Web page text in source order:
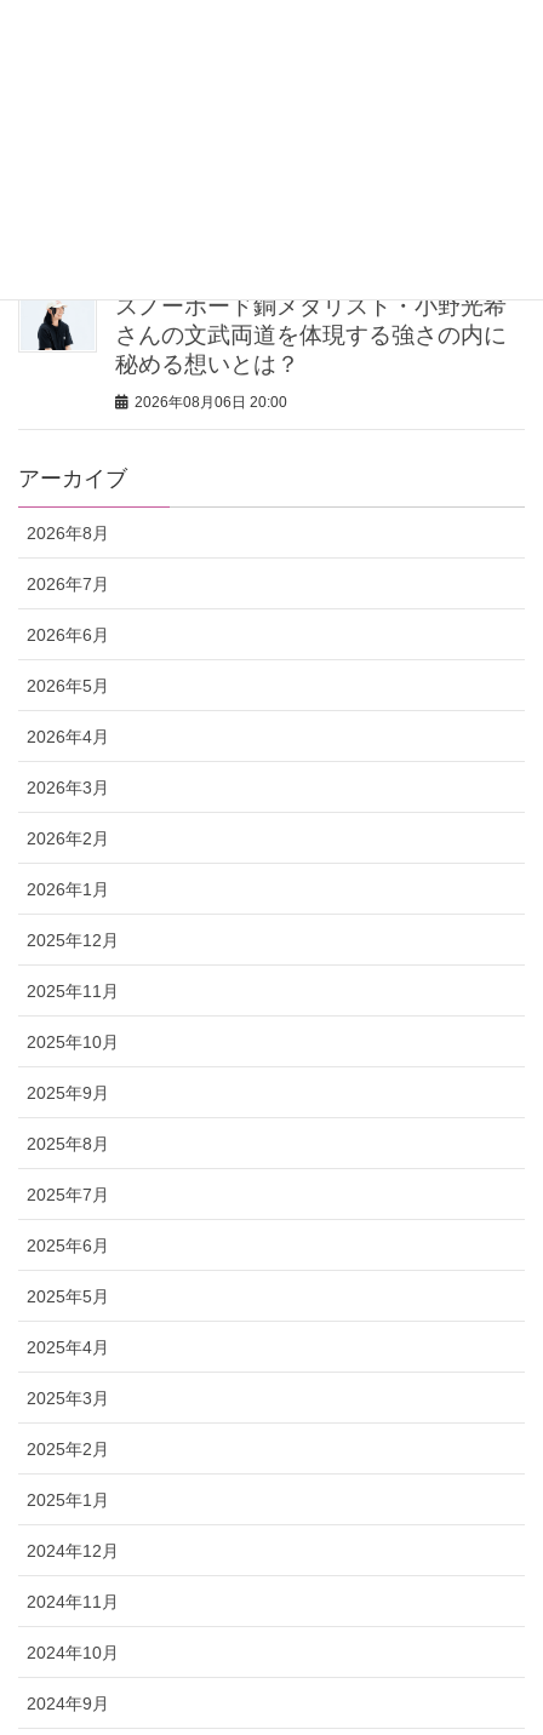
スノーボード銅メダリスト・小野光希
さんの文武両道を体現する強さの内に
秘める想いとは？
2026年08月06日 20:00
アーカイブ
2026年8月
2026年7月
2026年6月
2026年5月
2026年4月
2026年3月
2026年2月
2026年1月
2025年12月
2025年11月
2025年10月
2025年9月
2025年8月
2025年7月
2025年6月
2025年5月
2025年4月
2025年3月
2025年2月
2025年1月
2024年12月
2024年11月
2024年10月
2024年9月